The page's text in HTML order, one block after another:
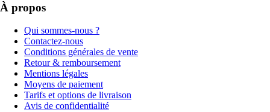
À propos
Qui sommes-nous ?
Contactez-nous
Conditions générales de vente
Retour & remboursement
Mentions légales
Moyens de paiement
Tarifs et options de livraison
Avis de confidentialité